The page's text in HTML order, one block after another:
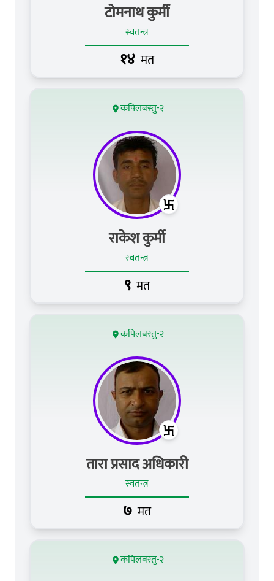
टोमनाथ कुर्मी
स्वतन्त्र
१४ मत
कपिलबस्तु-२
राकेश कुर्मी
स्वतन्त्र
९ मत
कपिलबस्तु-२
तारा प्रसाद अधिकारी
स्वतन्त्र
७ मत
कपिलबस्तु-२